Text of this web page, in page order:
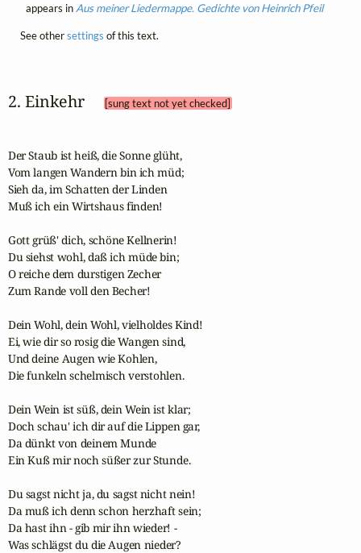
appears in Aus meiner Liedermappe. Gedichte von Heinrich Pfeil
See othersettings of this text.
2. Einkehr [sung text not yet checked]
Der Staub ist heiß, die Sonne glüht,
Vom langen Wandern bin ich müd;
Sieh da, im Schatten der Linden
Muß ich ein Wirtshaus finden!
Gott grüß' dich, schöne Kellnerin!
Du siehst wohl, daß ich müde bin;
O reiche dem durstigen Zecher
Zum Rande voll den Becher!
Dein Wohl, dein Wohl, vielholdes Kind!
Ei, wie dir so rosig die Wangen sind,
Und deine Augen wie Kohlen,
Die funkeln schelmisch verstohlen.
Dein Wein ist süß, dein Wein ist klar;
Doch schau' ich dir auf die Lippen gar,
Da dünkt von deinem Munde
Ein Kuß mir noch süßer zur Stunde.
Du sagst nicht ja, du sagst nicht nein!
Da muß ich denn schon herzhaft sein;
Da hast ihn - gib mir ihn wieder! -
Was schlägst du die Augen nieder?